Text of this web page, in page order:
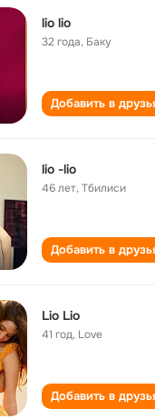
lio lio
32 года, Баку
Добавить в
lio -lio
46 лет,Тбилиси
Добавить в
Lio Lio
41 год, Love
Добавить в